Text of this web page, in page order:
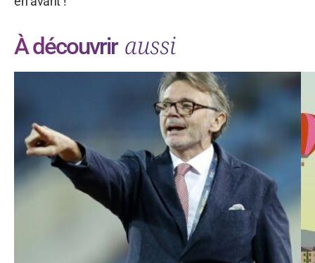
À découvrir aussi